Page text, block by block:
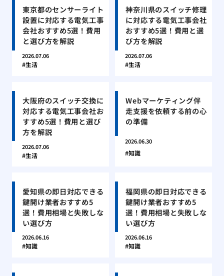
東京都のセンサーライト
設置に対応する電気工事
会社おすすめ5選！費用
と選び方を解説
2026.07.06
生活
神奈川県のスイッチ修理
に対応する電気工事会社
おすすめ5選！費用と選
び方を解説
2026.07.06
生活
大阪府のスイッチ交換に
対応する電気工事会社お
すすめ5選！費用と選び
方を解説
2026.07.06
生活
Webマーケティング伴
走支援を依頼する前の心
の準備
2026.06.30
知識
愛知県の即日対応できる
鍵開け業者おすすめ5
選！費用相場と失敗しな
い選び方
2026.06.16
知識
福岡県の即日対応できる
鍵開け業者おすすめ5
選！費用相場と失敗しな
い選び方
2026.06.16
知識